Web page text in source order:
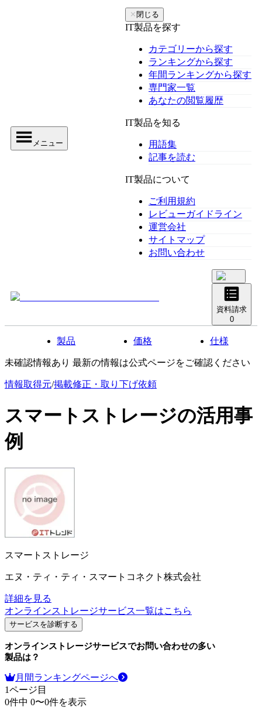
メニュー
✕ 閉じる
IT製品を探す
カテゴリーから探す
ランキングから探す
年間ランキングから探す
専門家一覧
あなたの閲覧履歴
IT製品を知る
用語集
記事を読む
IT製品について
ご利用規約
レビューガイドライン
運営会社
サイトマップ
お問い合わせ
資料請求
0
製品 価格 仕様
未確認情報あり 最新の情報は公式ページをご確認ください
情報取得元/掲載修正・取り下げ依頼
スマートストレージの活用事
例
スマートストレージ
エヌ・ティ・ティ・スマートコネクト株式会社
詳細を見る
オンラインストレージサービス一覧はこちら
サービスを診断する
オンラインストレージサービスでお問い合わせの多い
製品は？
月間ランキングページへ
1ページ目
0件中 0〜0件を表示